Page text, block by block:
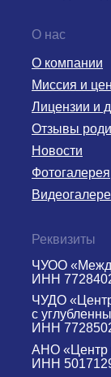
ЧУДО «Центр
с
ИНН
АНО «Центр
ИНН
ЧУОО
ИНН
Реквизиты
Новости
Фотогалерея
О компании
Отзывы
Миссия и
Лицензии и
О нас